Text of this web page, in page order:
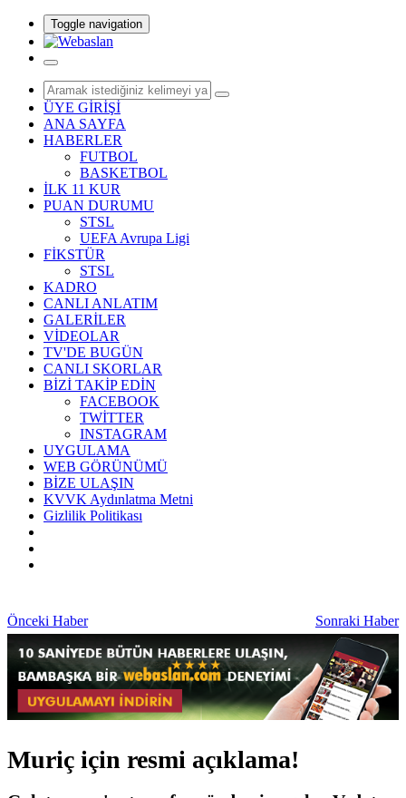
Toggle navigation
ÜYE GİRİŞİ
ANA SAYFA
HABERLER
FUTBOL
BASKETBOL
İLK 11 KUR
PUAN DURUMU
STSL
UEFA Avrupa Ligi
FİKSTÜR
STSL
KADRO
CANLI ANLATIM
GALERİLER
VİDEOLAR
TV'DE BUGÜN
CANLI SKORLAR
BİZİ TAKİP EDİN
FACEBOOK
TWİTTER
INSTAGRAM
UYGULAMA
WEB GÖRÜNÜMÜ
BİZE ULAŞIN
KVVK Aydınlatma Metni
Gizlilik Politikası
Önceki Haber Sonraki Haber
Muriç için resmi açıklama!